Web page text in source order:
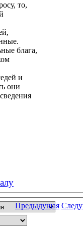
то,
блага,
и
они
Предыдущая